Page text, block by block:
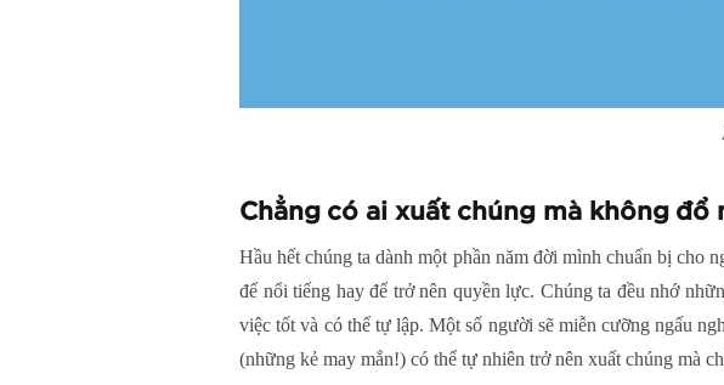
Chẳng có ai xuất chúng mà không
Hầu hết chúng ta dành một phần năm đời mình chuẩn bị cho
để nổi tiếng hay để trở nên quyền lực. Chúng ta đều nhớ
việc tốt và có thể tự lập. Một số người sẽ miễn cưỡng ngấu
(những kẻ may mắn!) có thể tự nhiên trở nên xuất chúng mà